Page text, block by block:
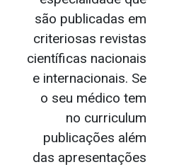
são publicadas em
criteriosas revistas
científicas nacionais
e internacionais. Se
o seu médico tem
no curriculum
publicações além
das apresentações